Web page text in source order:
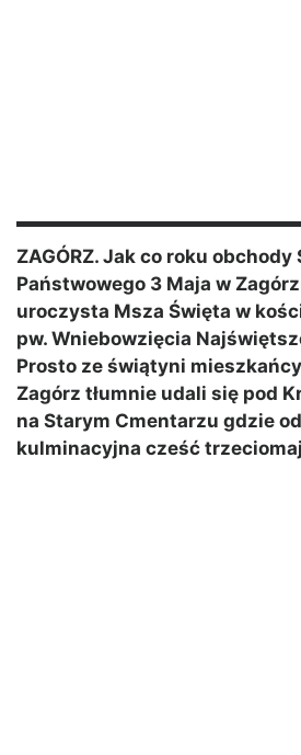
ZAGÓRZ. Jak co roku obchody
Państwowego 3 Maja w
uroczysta Msza Święta w
pw. Wniebowzięcia
Prosto ze świątyni
Zagórz tłumnie udali się pod
na Starym Cmentarzu gdzie
kulminacyjna cześć